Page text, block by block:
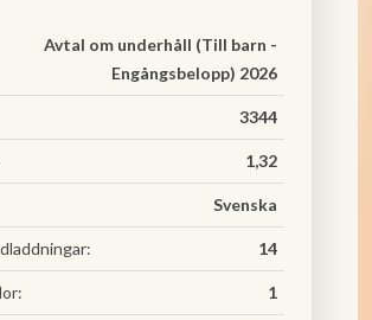
Avtal om underhåll (Till barn -
Engångsbelopp) 2026
3344
1,32
Svenska
14
1